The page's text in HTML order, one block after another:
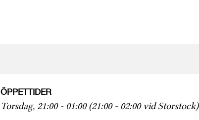
ÖPPETTIDER
Torsdag, 21:00 - 01:00 (21:00 - 02:00 vid Storstock)